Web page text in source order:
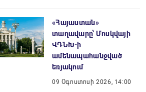
«Հայաստան»
տաղավարը՝ Մոսկվայի
ՎԴՆԽ-ի
ամենապահանջված
եռյակում
09 Օգոստոսի 2026, 14:00